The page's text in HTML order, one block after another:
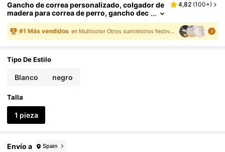
Gancho de correa personalizado, colgador de
madera para correa de perro, gancho dec
orativo, decoración única para el hogar, a
mantes de las mascotas, aniversario de masc
otas, decoración de cumpleaños de mascota
4,82 (100+)
#1 Más vendidos en Multicolor Otros suministros festivos personali
Tipo De Estilo
Blanco negro
Talla
1 pieza
Envío a Spain